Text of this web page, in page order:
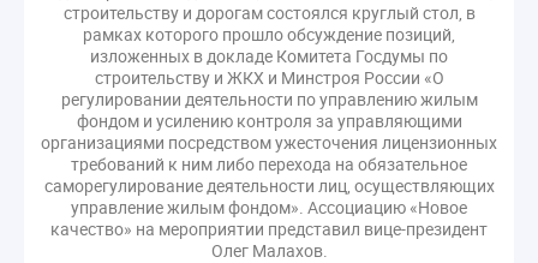
Законопроект Минстрой
Законопроект Пахомов Кошелев
Законопроект теплоснабжение ответственность
Законотворчество
Заседание
ИПУ
Игорь Владимиров
Качество
Кейс
Комиссия РСПП по ЖКХ
Конституционный Суд
Кошелев Пахомов
Лицензии М.Геллер
МЧС
строительству и дорогам состоялся круглый стол, в
рамках которого прошло обсуждение позиций,
изложенных в докладе Комитета Госдумы по
строительству и ЖКХ и Минстроя России «О
регулировании деятельности по управлению жилым
фондом и усилению контроля за управляющими
организациями посредством ужесточения лицензионных
требований к ним либо перехода на обязательное
саморегулирование деятельности лиц, осуществляющих
управление жилым фондом». Ассоциацию «Новое
качество» на мероприятии представил вице-президент
Олег Малахов.